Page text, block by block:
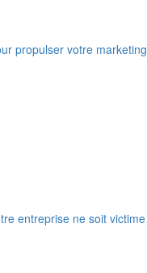
propulser votre marketing
entreprise ne soit victime